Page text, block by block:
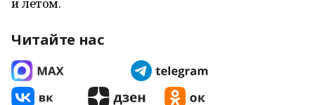
Читайте нас